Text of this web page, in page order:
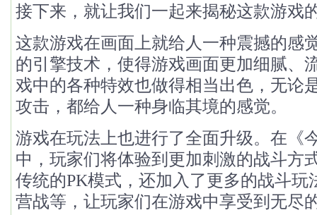
接下来，就让我们一起来揭秘这款游戏
这款游戏在画面上就给人一种震撼的感
的引擎技术，使得游戏画面更加细腻、
戏中的各种特效也做得相当出色，无论
攻击，都给人一种身临其境的感觉。
游戏在玩法上也进行了全面升级。在《
中，玩家们将体验到更加刺激的战斗方
传统的PK模式，还加入了更多的战斗玩
营战等，让玩家们在游戏中享受到无尽